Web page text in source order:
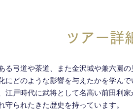
ツアー詳
る弓道や茶道、また金沢城や兼六園
どのような影響を与えたかを学んで
江戸時代に武将として名高い前田利
られたきた歴史を持っています。